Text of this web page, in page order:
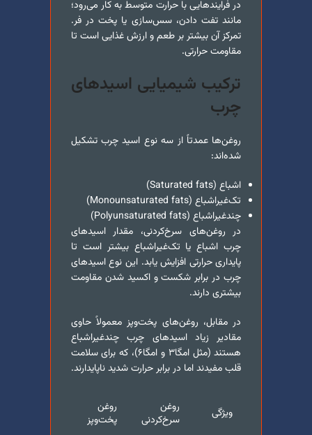
در فرایندهایی با حرارت متوسط به کار می‌رود؛
مانند تفت دادن، سس‌سازی یا پخت در فر.
تمرکز آن بیشتر بر طعم و ارزش غذایی است تا
مقاومت حرارتی.
ترکیب شیمیایی اسیدهای
چرب
روغن‌ها عمدتاً از سه نوع اسید چرب تشکیل
شده‌اند:
اشباع (Saturated fats)
تک‌غیراشباع (Monounsaturated fats)
چندغیراشباع (Polyunsaturated fats)
در روغن‌های سرخ‌کردنی، مقدار اسیدهای
چرب اشباع یا تک‌غیراشباع بیشتر است تا
پایداری حرارتی افزایش یابد. این نوع اسیدهای
چرب در برابر شکست و اکسید شدن مقاومت
بیشتری دارند.
در مقابل، روغن‌های پخت‌و‌پز معمولاً حاوی
مقادیر زیاد اسیدهای چرب چندغیراشباع
هستند (مثل امگا۳ و امگا۶)، که برای سلامت
قلب مفیدند اما در برابر حرارت شدید ناپایدارند.
ویژگی
روغن
سرخ‌کردنی
روغن
پخت‌و‌پز